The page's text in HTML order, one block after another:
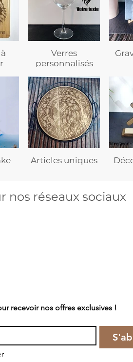
Verres
personnalisés
Articles uniques
nos réseaux sociaux
recevoir nos offres exclusives !